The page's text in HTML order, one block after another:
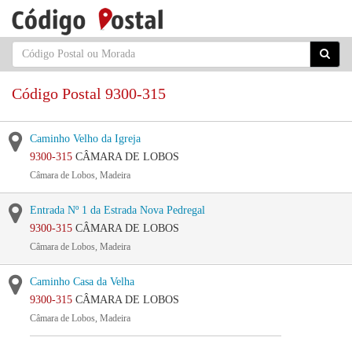
Código Postal 9300-315
Caminho Velho da Igreja
9300-315 CÂMARA DE LOBOS
Câmara de Lobos, Madeira
Entrada Nº 1 da Estrada Nova Pedregal
9300-315 CÂMARA DE LOBOS
Câmara de Lobos, Madeira
Caminho Casa da Velha
9300-315 CÂMARA DE LOBOS
Câmara de Lobos, Madeira